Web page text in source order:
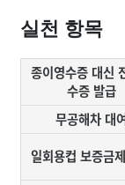
실천 항목
종이영수증 대신
수증 발급
무공해차 대
일회용컵 보증금